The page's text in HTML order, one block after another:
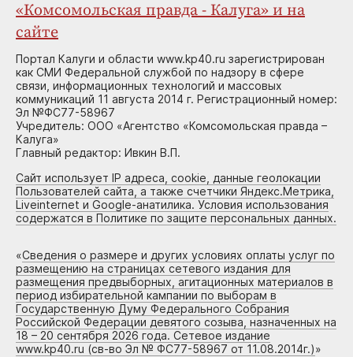
«Комсомольская правда - Калуга» и на
сайте
Портал Калуги и области www.kp40.ru зарегистрирован
как СМИ Федеральной службой по надзору в сфере
связи, информационных технологий и массовых
коммуникаций 11 августа 2014 г. Регистрационный номер:
Эл №ФС77-58967
Учредитель: ООО «Агентство «Комсомольская правда –
Калуга»
Главный редактор: Ивкин В.П.
Сайт использует IP адреса, cookie, данные геолокации
Пользователей сайта, а также счетчики Яндекс.Метрика,
Liveinternet и Google-анатилика. Условия использования
содержатся в Политике по защите персональных данных.
«Сведения о размере и других условиях оплаты услуг по
размещению на страницах сетевого издания для
размещения предвыборных, агитационных материалов в
период избирательной кампании по выборам в
Государственную Думу Федерального Собрания
Российской Федерации девятого созыва, назначенных на
18 – 20 сентября 2026 года. Сетевое издание
www.kp40.ru (св-во Эл № ФС77-58967 от 11.08.2014г.)»